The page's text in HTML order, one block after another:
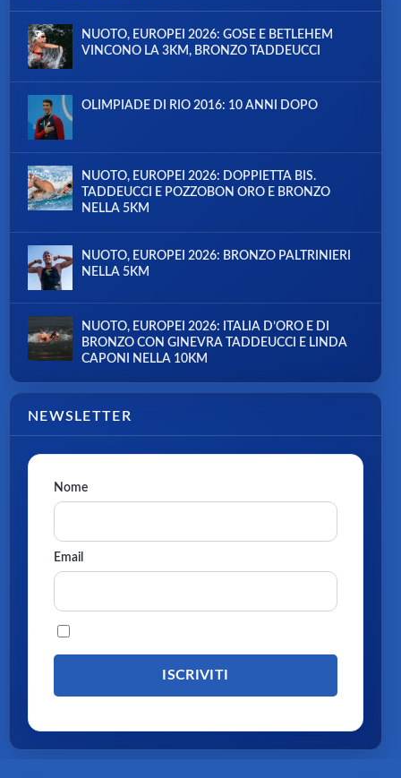
NUOTO, EUROPEI 2026: GOSE E BETLEHEM
VINCONO LA 3KM, BRONZO TADDEUCCI
OLIMPIADE DI RIO 2016: 10 ANNI DOPO
NUOTO, EUROPEI 2026: DOPPIETTA BIS.
TADDEUCCI E POZZOBON ORO E BRONZO
NELLA 5KM
NUOTO, EUROPEI 2026: BRONZO PALTRINIERI
NELLA 5KM
NUOTO, EUROPEI 2026: ITALIA D’ORO E DI
BRONZO CON GINEVRA TADDEUCCI E LINDA
CAPONI NELLA 10KM
NEWSLETTER
Nome
Email